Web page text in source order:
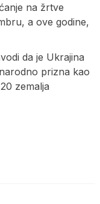
na žrtve
a ove godine,
da je Ukrajina
prizna kao
zemalja